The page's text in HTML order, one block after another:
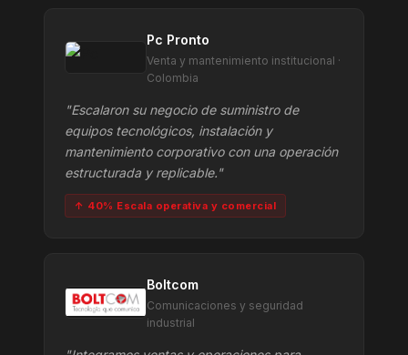
Pc Pronto
Venta y mantenimiento institucional ·
Colombia
"Escalaron su negocio de suministro de
equipos tecnológicos, instalación y
mantenimiento corporativo con una operación
estructurada y replicable."
↑ 40% Escala operativa y comercial
Boltcom
Comunicaciones y seguridad
industrial